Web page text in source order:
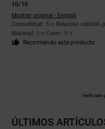
10/10
Mostrar original - English
Comodidad : 5/5 Relación calidad-
Material : 5 /5 Color: 5/5
Recomiendo este producto
Verificado
ÚLTIMOS